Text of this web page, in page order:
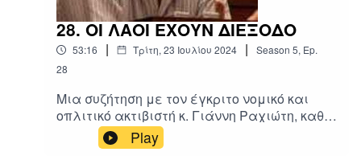
28. ΟΙ ΛΑΟΙ ΕΧΟΥΝ ΔΙΕΞΟΔΟ
53:16 | Τρίτη, 23 Ιουλίου 2024 | Season 5, Ep.
28
Μια συζήτηση με τον έγκριτο νομικό και
οπλιτικό ακτιβιστή κ. Γιάννη Ραχιώτη, καθ'
οδόν για το Καράκας....
Play